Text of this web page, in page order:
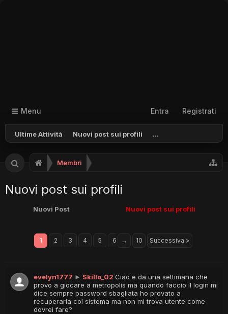
Menu
Ultime Attività Nuovi post sui profili ...
Entra Registrati
Membri
Nuovi post sui profili
Nuovi Post Nuovi post sui profili
1 2 3 4 5 6 → 10 Successiva >
evelyn1777 ► Skillo_02 Ciao e da una settimana che
provo a giocare a metropolis ma quando faccio il login mi
dice sempre password sbagliata ho provato a
recuperarla col sistema ma non mi trova utente come
dovrei fare?